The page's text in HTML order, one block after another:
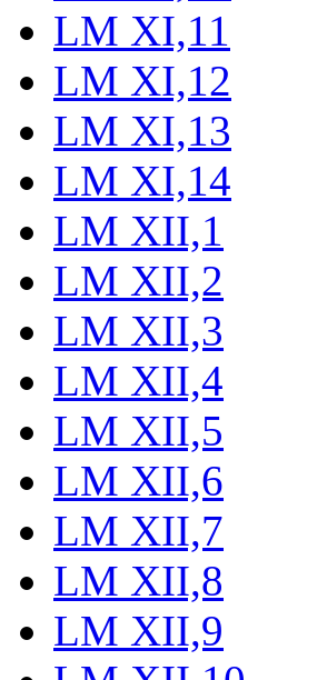
LM XI,11
LM XI,12
LM XI,13
LM XI,14
LM XII,1
LM XII,2
LM XII,3
LM XII,4
LM XII,5
LM XII,6
LM XII,7
LM XII,8
LM XII,9